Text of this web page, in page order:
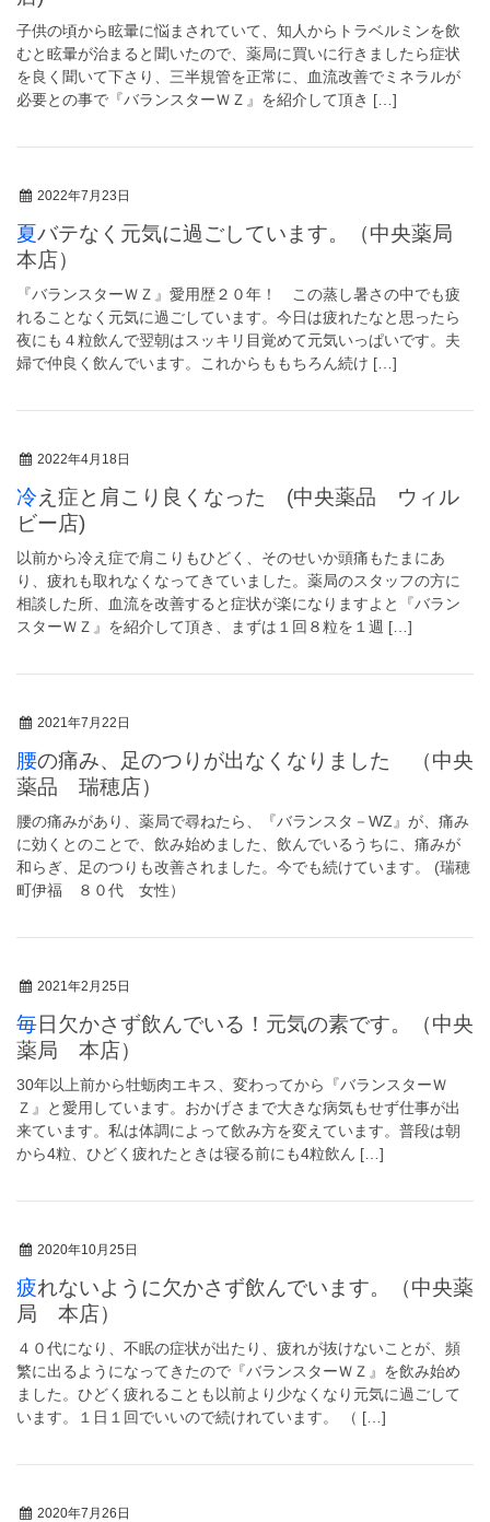
子供の頃から眩暈に悩まされていて、知人からトラベルミンを飲
むと眩暈が治まると聞いたので、薬局に買いに行きましたら症状
を良く聞いて下さり、三半規管を正常に、血流改善でミネラルが
必要との事で『バランスターＷＺ』を紹介して頂き […]
2022年7月23日
夏バテなく元気に過ごしています。（中央薬局
本店）
『バランスターＷＺ』愛用歴２０年！ この蒸し暑さの中でも疲
れることなく元気に過ごしています。今日は疲れたなと思ったら
夜にも４粒飲んで翌朝はスッキリ目覚めて元気いっぱいです。夫
婦で仲良く飲んでいます。これからももちろん続け […]
2022年4月18日
冷え症と肩こり良くなった (中央薬品 ウィル
ビー店)
以前から冷え症で肩こりもひどく、そのせいか頭痛もたまにあ
り、疲れも取れなくなってきていました。薬局のスタッフの方に
相談した所、血流を改善すると症状が楽になりますよと『バラン
スターＷＺ』を紹介して頂き、まずは１回８粒を１週 […]
2021年7月22日
腰の痛み、足のつりが出なくなりました （中央
薬品 瑞穂店）
腰の痛みがあり、薬局で尋ねたら、『バランスタ－WZ』が、痛み
に効くとのことで、飲み始めました、飲んでいるうちに、痛みが
和らぎ、足のつりも改善されました。今でも続けています。 (瑞穂
町伊福 ８０代 女性）
2021年2月25日
毎日欠かさず飲んでいる！元気の素です。（中央
薬局 本店）
30年以上前から牡蛎肉エキス、変わってから『バランスターＷ
Ｚ』と愛用しています。おかげさまで大きな病気もせず仕事が出
来ています。私は体調によって飲み方を変えています。普段は朝
から4粒、ひどく疲れたときは寝る前にも4粒飲ん […]
2020年10月25日
疲れないように欠かさず飲んでいます。（中央薬
局 本店）
４０代になり、不眠の症状が出たり、疲れが抜けないことが、頻
繁に出るようになってきたので『バランスターＷＺ』を飲み始め
ました。ひどく疲れることも以前より少なくなり元気に過ごして
います。１日１回でいいので続けれています。 （ […]
2020年7月26日